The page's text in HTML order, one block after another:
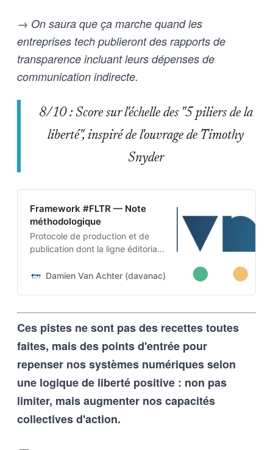
→ On saura que ça marche quand les
entreprises tech publieront des rapports de
transparence incluant leurs dépenses de
communication indirecte.
8/10 : Score sur l'échelle des "5 piliers de la
liberté", inspiré de l'ouvrage de Timothy
Snyder
Framework #FLTR — Note
méthodologique
Protocole de production et de
publication dont la ligne éditoriale
projet. Cette architecture auto-
techniques, imposées tant aux
outils d’intelligence artificielle
et vice-versa
Damien Van Achter (davanac) Damien Van Achter
Ces pistes ne sont pas des recettes toutes
faites, mais des points d'entrée pour
repenser nos systèmes numériques selon
une logique de liberté positive : non pas
limiter, mais augmenter nos capacités
collectives d'action.